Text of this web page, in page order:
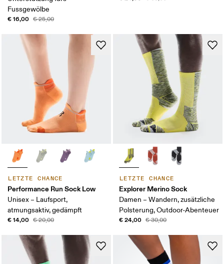
Fussgewölbe
€ 16,00 € 25,00
LETZTE CHANCE
Performance Run Sock Low
Unisex – Laufsport,
atmungsaktiv, gedämpft
€ 14,00 € 20,00
LETZTE CHANCE
Explorer Merino Sock
Damen – Wandern, zusätzliche
Polsterung, Outdoor-Abenteuer
€ 24,00 € 30,00